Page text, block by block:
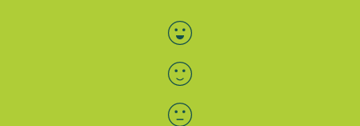
Bewertung auswählen